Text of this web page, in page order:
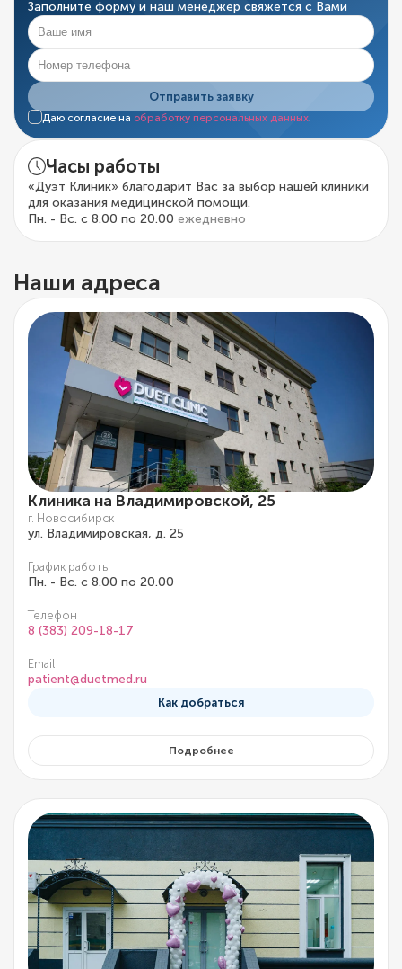
Заполните форму и наш менеджер свяжется с Вами
Отправить заявку
Даю согласие на обработку персональных данных.
Часы работы
«Дуэт Клиник» благодарит Вас за выбор нашей клиники
для оказания медицинской помощи.
Пн. - Вс. с 8.00 по 20.00 ежедневно
Наши адреса
Клиника на Владимировской, 25
г. Новосибирск
ул. Владимировская, д. 25
График работы
Пн. - Вс. с 8.00 по 20.00
Телефон
8 (383) 209-18-17
Email
patient@duetmed.ru
Как добраться
Подробнее